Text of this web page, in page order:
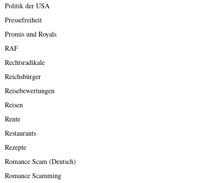
Politik der USA
Pressefreiheit
Promis und Royals
RAF
Rechtsradikale
Reichsbürger
Reisebewertungen
Reisen
Rente
Restaurants
Rezepte
Romance Scam (Deutsch)
Romance Scamming